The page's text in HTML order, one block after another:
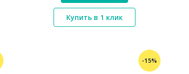
Купить в 1 клик
-15%